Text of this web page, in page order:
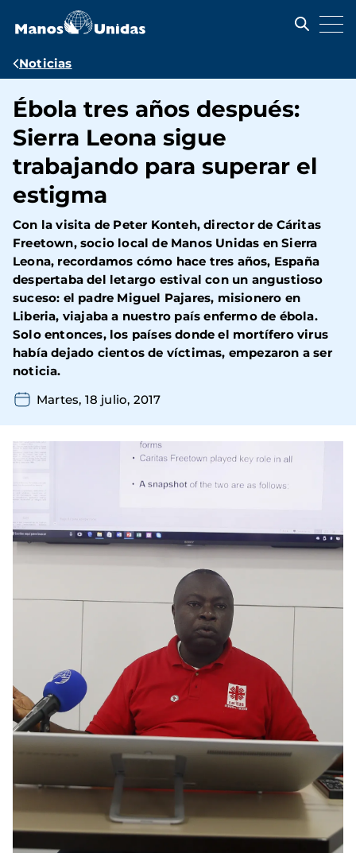
contenido
Ruta
navegación
Noticias
Ébola tres años después:
Sierra Leona sigue
trabajando para superar el
estigma
Con la visita de Peter Konteh, director de Cáritas
Freetown, socio local de Manos Unidas en Sierra
Leona, recordamos cómo hace tres años, España
despertaba del letargo estival con un angustioso
suceso: el padre Miguel Pajares, misionero en
Liberia, viajaba a nuestro país enfermo de ébola.
Solo entonces, los países donde el mortífero virus
había dejado cientos de víctimas, empezaron a ser
noticia.
Martes, 18 julio, 2017